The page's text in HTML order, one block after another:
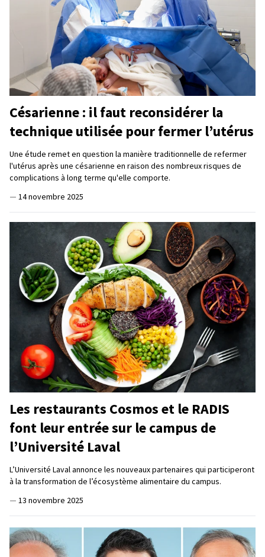
Césarienne : il faut reconsidérer la
technique utilisée pour fermer l’utérus
Une étude remet en question la manière traditionnelle de refermer
l'utérus après une césarienne en raison des nombreux risques de
complications à long terme qu'elle comporte.
— 14 novembre 2025
Les restaurants Cosmos et le RADIS
font leur entrée sur le campus de
l’Université Laval
L’Université Laval annonce les nouveaux partenaires qui participeront
à la transformation de l’écosystème alimentaire du campus.
— 13 novembre 2025